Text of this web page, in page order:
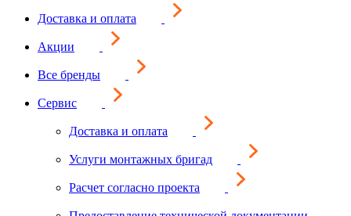
Доставка и оплата
Акции
Все бренды
Сервис
Доставка и оплата
Услуги монтажных бригад
Расчет согласно проекта